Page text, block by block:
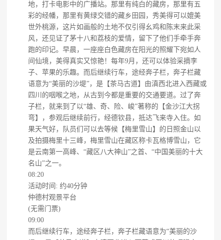
地，打卡电影中的广播站。那里有纯白的藏房，那里有五
彩的经幡，那里有黄绿交错的藏乡田园，秀美得可以媲美
世外桃源，这片如画般的土地不仅引得幺鸡和陈末来此采
风，还见证了茅十八和荔枝的爱情，留下了他们手牵手奔
跑的印记。早晨，一座座白色藏房在阳光的照耀下宛如人
间仙境，美得真实又惊艳！每年9月，还可以体验采摘李
子、苹果的乐趣。而后继续行车，途经奔子栏，奔子栏藏
语意为“美丽的沙堤”，是【茶马古道】由滇西北进入西藏或
四川的咽喉之地，从古到今都是重要的交通要道。过了奔
子栏，就来到了以“雄、奇、险、峻”著称的【金沙江大拐
弯】，参观后继续前行，经德钦县，抵达飞来寺入住。如
果天气好，队员们可以去等候【梅里雪山】的日照金山以
及拍摄梅里十三峰，梅里雪山在藏区称卡瓦格博雪山，它
是云南第一高峰、“藏区八大神山”之首、“中国美丽的十大
名山”之一。
08:20
活动时间: 约40分钟
仲德村观景平台
(无需门票)
09:00
而后继续行车，途经奔子栏，奔子栏藏语意为“美丽的沙